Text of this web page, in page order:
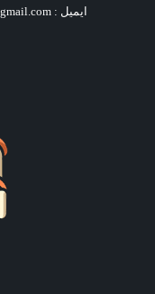
ایمیل : raha777raha@gmail.com تماس : 09002047070